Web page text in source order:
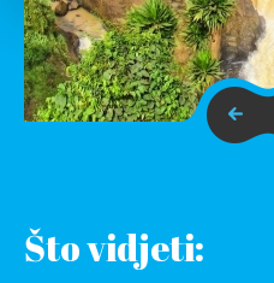
Što vidjeti: